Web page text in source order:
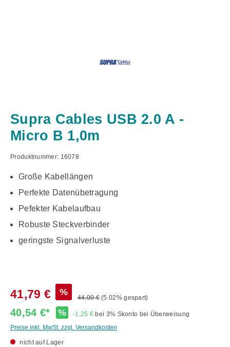
Supra Cables USB 2.0 A -
Micro B 1,0m
Produktnummer: 16078
Große Kabellängen
Perfekte Datenübetragung
Pefekter Kabelaufbau
Robuste Steckverbinder
geringste Signalverluste
41,79 € %
44,00 € (5.02% gespart)
40,54 €* % -1,25 € bei 3% Skonto bei Überweisung
Preise inkl. MwSt. zzgl. Versandkosten
nicht auf Lager